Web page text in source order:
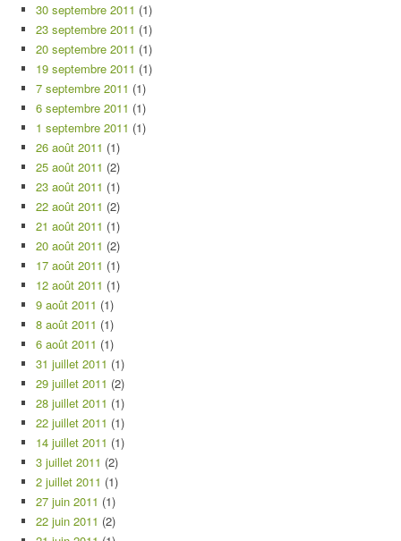
30 septembre 2011 (1)
23 septembre 2011 (1)
20 septembre 2011 (1)
19 septembre 2011 (1)
7 septembre 2011 (1)
6 septembre 2011 (1)
1 septembre 2011 (1)
26 août 2011 (1)
25 août 2011 (2)
23 août 2011 (1)
22 août 2011 (2)
21 août 2011 (1)
20 août 2011 (2)
17 août 2011 (1)
12 août 2011 (1)
9 août 2011 (1)
8 août 2011 (1)
6 août 2011 (1)
31 juillet 2011 (1)
29 juillet 2011 (2)
28 juillet 2011 (1)
22 juillet 2011 (1)
14 juillet 2011 (1)
3 juillet 2011 (2)
2 juillet 2011 (1)
27 juin 2011 (1)
22 juin 2011 (2)